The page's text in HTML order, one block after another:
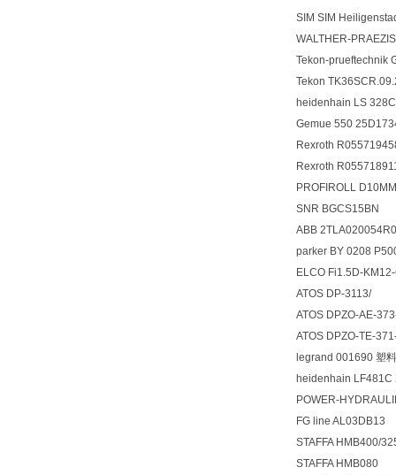
SIM SIM
WALTHER-
Tekon-prueftechnik
Tekon
heidenhain LS
Gemue 550
Rexroth
Rexroth
PROFIROLL
SNR BGCS15BN
ABB
parker BY 0208
ELCO Fi1.5D-
ATOS DP-3113/
ATOS DPZO-AE-
ATOS DPZO-TE-
legrand 001690 塑
heidenhain
POWER-
FG line AL03DB13
STAFFA HMB400/
STAFFA HMB080